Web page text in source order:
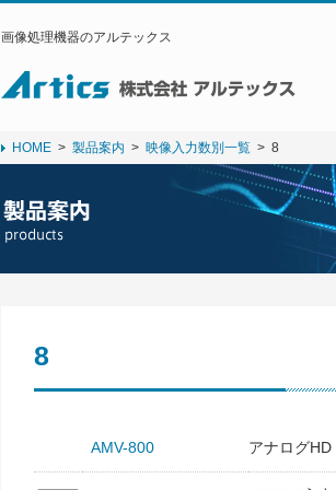
画像処理機器のアルテックス
HOME > 製品案内 > 映像入力数別一覧 > 8
8
AMV-800 アナログ